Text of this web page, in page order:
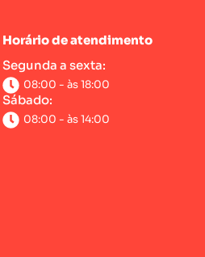
Horário de atendimento
Segunda a sexta:
08:00 - às 18:00
Sábado:
08:00 - às 14:00